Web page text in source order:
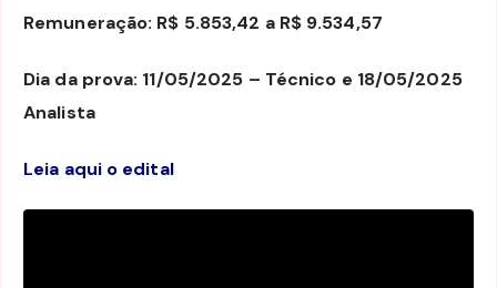
Remuneração: R$ 5.853,42 a R$ 9.534,57
Dia da prova: 11/05/2025 – Técnico e 18/05/2025
Analista
Leia aqui o edital